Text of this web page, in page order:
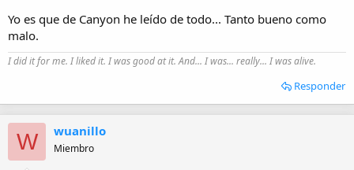
Yo es que de Canyon he leído de todo... Tanto bueno como
malo.
I did it for me. I liked it. I was good at it. And... I was... really... I was alive.
Responder
W wuanillo
Miembro